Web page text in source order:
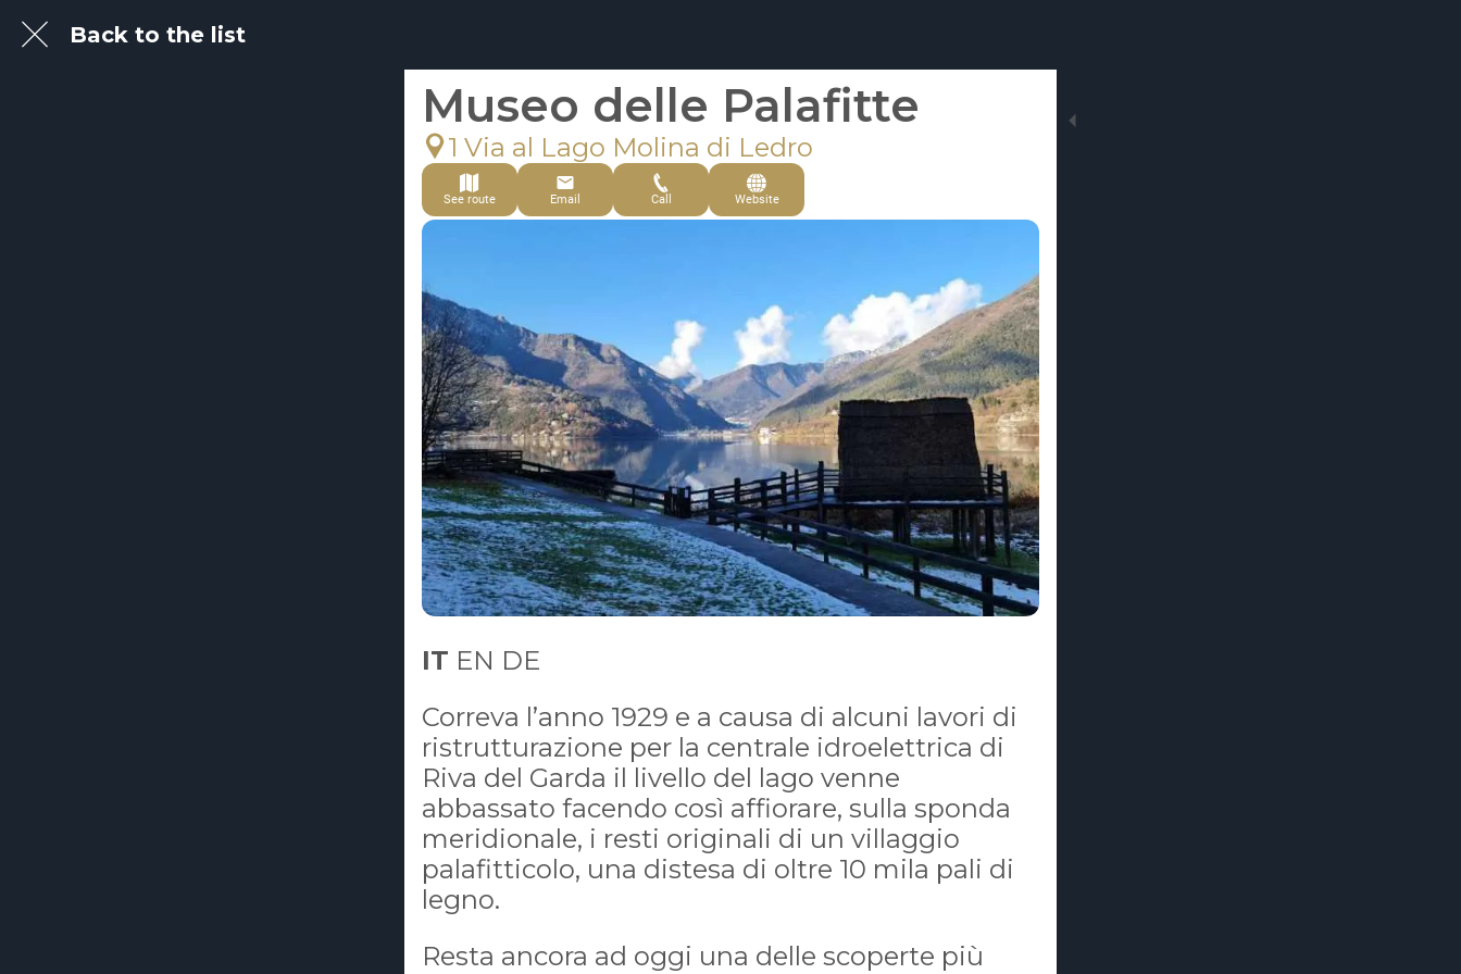
Back to the list
Museo delle Palafitte
1 Via al Lago Molina di Ledro
See route Email Call Website
IT EN DE
Correva l’anno 1929 e a causa di alcuni lavori di
ristrutturazione per la centrale idroelettrica di
Riva del Garda il livello del lago venne
abbassato facendo così affiorare, sulla sponda
meridionale, i resti originali di un villaggio
palafitticolo, una distesa di oltre 10 mila pali di
legno.
Resta ancora ad oggi una delle scoperte più